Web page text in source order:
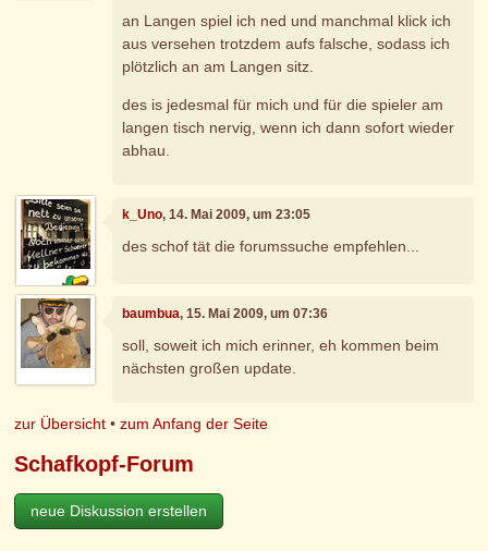
an Langen spiel ich ned und manchmal klick ich
aus versehen trotzdem aufs falsche, sodass ich
plötzlich an am Langen sitz.
des is jedesmal für mich und für die spieler am
langen tisch nervig, wenn ich dann sofort wieder
abhau.
k_Uno, 14. Mai 2009, um 23:05
des schof tät die forumssuche empfehlen...
baumbua, 15. Mai 2009, um 07:36
soll, soweit ich mich erinner, eh kommen beim
nächsten großen update.
zur Übersicht •zum Anfang der Seite
Schafkopf-Forum
neue Diskussion erstellen